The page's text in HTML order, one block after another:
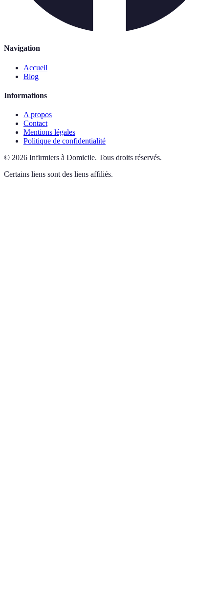
Navigation
Accueil
Blog
Informations
A propos
Contact
Mentions légales
Politique de confidentialité
© 2026 Infirmiers à Domicile. Tous droits réservés.
Certains liens sont des liens affiliés.